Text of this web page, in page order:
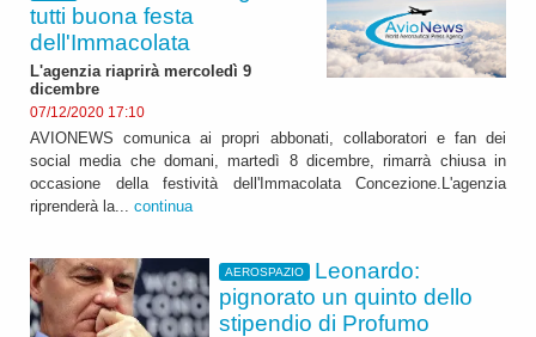
tutti buona festa
dell'Immacolata
L'agenzia riaprirà mercoledì 9
dicembre
07/12/2020 17:10
AVIONEWS comunica ai propri abbonati, collaboratori e fan dei
social media che domani, martedì 8 dicembre, rimarrà chiusa in
occasione della festività dell'Immacolata Concezione.L'agenzia
riprenderà la... continua
AEROSPAZIO
Leonardo:
pignorato un quinto dello
stipendio di Profumo